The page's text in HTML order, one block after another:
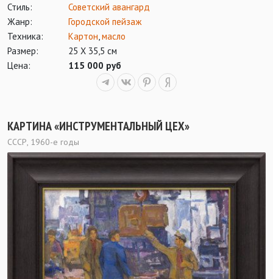
Стиль:
Советский авангард
Жанр:
Городской пейзаж
Техника:
Картон,масло
Размер:
25 Х 35,5 см
Цена:
115 000 руб
КАРТИНА «ИНСТРУМЕНТАЛЬНЫЙ ЦЕХ»
СССР, 1960-е годы